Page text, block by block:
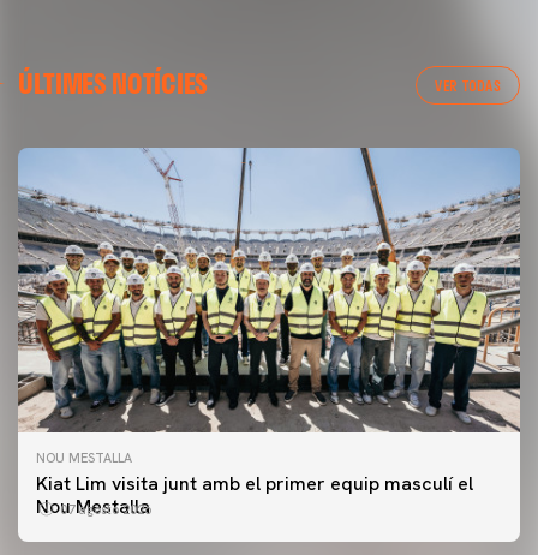
ÚLTIMES NOTÍCIES VER TODAS
NOU MESTALLA
Kiat Lim visita junt amb el primer equip masculí el
Nou Mestalla
07 agosto 2026
PRIMER EQUIP
ENTRENAMENT DEL VALENCIA CF 7/8/2026